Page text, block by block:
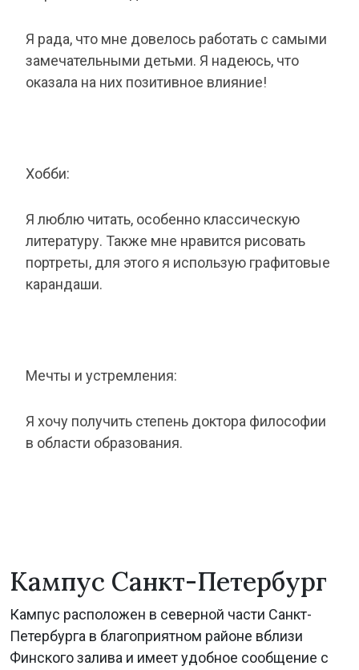
Я рада, что мне довелось работать с самыми
замечательными детьми. Я надеюсь, что
оказала на них позитивное влияние!
Хобби:
Я люблю читать, особенно классическую
литературу. Также мне нравится рисовать
портреты, для этого я использую графитовые
карандаши.
Мечты и устремления:
Я хочу получить степень доктора философии
в области образования.
Кампус Санкт-Петербург
Кампус расположен в северной части Санкт-
Петербурга в благоприятном районе вблизи
Финского залива и имеет удобное сообщение с